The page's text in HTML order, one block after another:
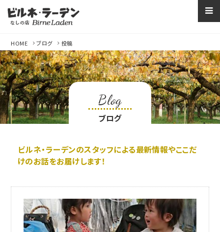
HOME ブログ 投稿
Blog
ブログ
ビルネ・ラーデンのスタッフによる最新情報やここだ
けのお話をお届けします！